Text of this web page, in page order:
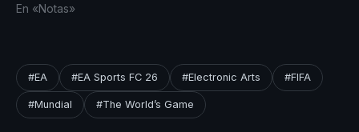
En «Notas»
#EA #EA Sports FC 26 #Electronic Arts #FIFA
#Mundial #The World’s Game